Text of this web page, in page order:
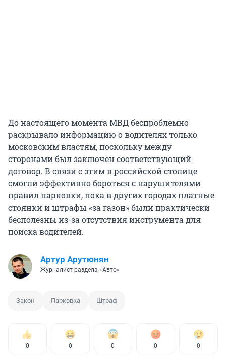
До настоящего момента МВД беспроблемно
раскрывало информацию о водителях только
московским властям, поскольку между
сторонами был заключен соответствующий
договор. В связи с этим в российской столице
смогли эффективно бороться с нарушителями
правил парковки, пока в других городах платные
стоянки и штрафы «за газон» были практически
бесполезны из-за отсутствия инструмента для
поиска водителей.
Артур Арутюнян
Журналист раздела «Авто»
Закон Парковка Штраф
0 0 0 0 0